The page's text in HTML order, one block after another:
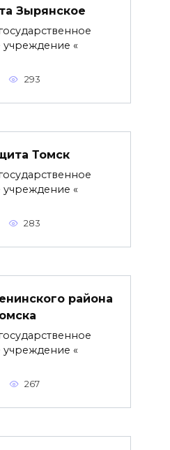
Зырянское
учреждение «
293
Томск
учреждение «
283
района
учреждение «
267